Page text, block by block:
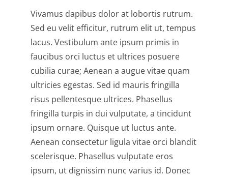
Vivamus dapibus dolor at lobortis rutrum.
Sed eu velit efficitur, rutrum elit ut, tempus
lacus. Vestibulum ante ipsum primis in
faucibus orci luctus et ultrices posuere
cubilia curae; Aenean a augue vitae quam
ultricies egestas. Sed id mauris fringilla
risus pellentesque ultrices. Phasellus
fringilla turpis in dui vulputate, a tincidunt
ipsum ornare. Quisque ut luctus ante.
Aenean consectetur ligula vitae orci blandit
scelerisque. Phasellus vulputate eros
ipsum, ut dignissim nunc varius id. Donec